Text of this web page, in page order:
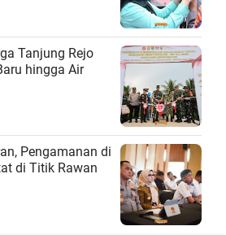
Tanjung Rejo
hingga Air
Pengamanan di
di Titik Rawan